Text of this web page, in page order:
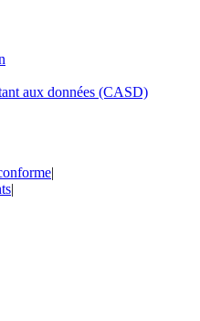
aux données (CASD)
|
|